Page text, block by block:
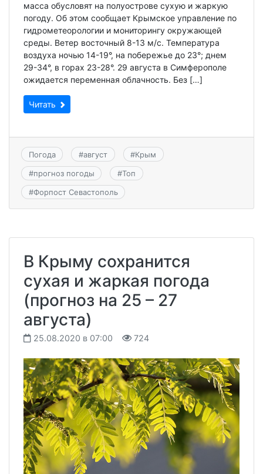
масса обусловят на полуострове сухую и жаркую
погоду. Об этом сообщает Крымское управление по
гидрометеорологии и мониторингу окружающей
среды. Ветер восточный 8-13 м/с. Температура
воздуха ночью 14-19°, на побережье до 23°; днем
29-34°, в горах 23-28°. 29 августа в Симферополе
ожидается переменная облачность. Без […]
Читать
Погода #август #Крым
#прогноз погоды #Топ
#Форпост Севастополь
В Крыму сохранится
сухая и жаркая погода
(прогноз на 25 – 27
августа)
25.08.2020 в 07:00 724